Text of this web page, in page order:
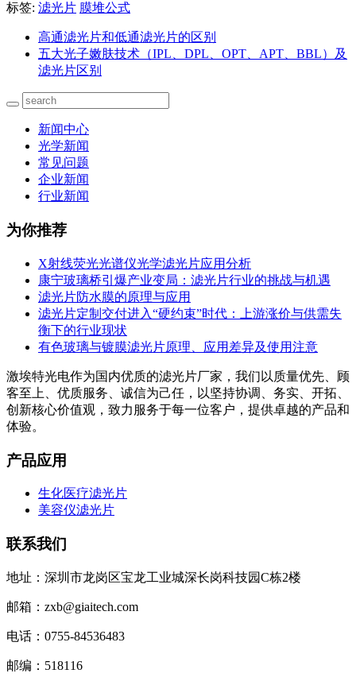
标签: 滤光片 膜堆公式
高通滤光片和低通滤光片的区别
五大光子嫩肤技术（IPL、DPL、OPT、APT、BBL）及
滤光片区别
新闻中心
光学新闻
常见问题
企业新闻
行业新闻
为你推荐
X射线荧光光谱仪光学滤光片应用分析
康宁玻璃桥引爆产业变局：滤光片行业的挑战与机遇
滤光片防水膜的原理与应用
滤光片定制交付进入“硬约束”时代：上游涨价与供需失
衡下的行业现状
有色玻璃与镀膜滤光片原理、应用差异及使用注意
激埃特光电作为国内优质的滤光片厂家，我们以质量优先、顾
客至上、优质服务、诚信为己任，以坚持协调、务实、开拓、
创新核心价值观，致力服务于每一位客户，提供卓越的产品和
体验。
产品应用
生化医疗滤光片
美容仪滤光片
联系我们
地址：深圳市龙岗区宝龙工业城深长岗科技园C栋2楼
邮箱：zxb@giaitech.com
电话：0755-84536483
邮编：518116